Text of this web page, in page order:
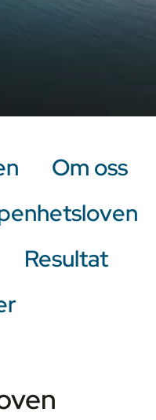
Om oss
Resultat